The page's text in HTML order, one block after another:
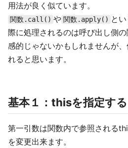
用法が良く似ています。
関数.call() や 関数.apply() と
際に処理されるのは呼び出し側
感的じゃないかもしれませんが
れると思います。
基本１：thisを指定する
第一引数は関数内で参照される
を変更出来ます。